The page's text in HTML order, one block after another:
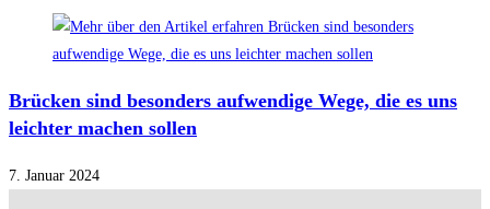
Brücken sind besonders aufwendige Wege, die es uns
leichter machen sollen
7. Januar 2024